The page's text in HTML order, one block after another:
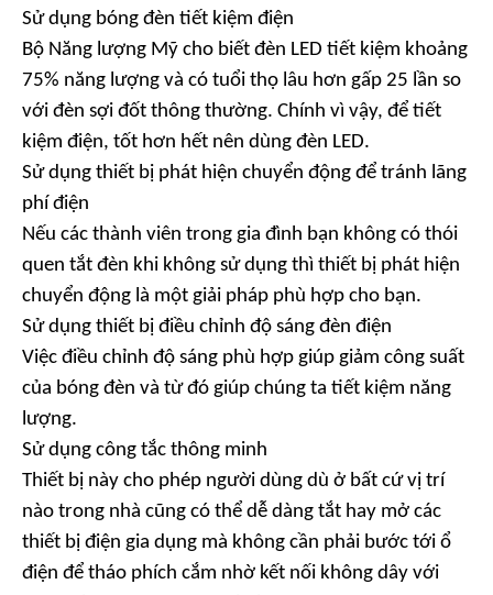
Sử dụng bóng đèn tiết kiệm điện
Bộ Năng lượng Mỹ cho biết đèn LED tiết kiệm khoảng
75% năng lượng và có tuổi thọ lâu hơn gấp 25 lần so
với đèn sợi đốt thông thường. Chính vì vậy, để tiết
kiệm điện, tốt hơn hết nên dùng đèn LED.
Sử dụng thiết bị phát hiện chuyển động để tránh lãng
phí điện
Nếu các thành viên trong gia đình bạn không có thói
quen tắt đèn khi không sử dụng thì thiết bị phát hiện
chuyển động là một giải pháp phù hợp cho bạn.
Sử dụng thiết bị điều chỉnh độ sáng đèn điện
Việc điều chỉnh độ sáng phù hợp giúp giảm công suất
của bóng đèn và từ đó giúp chúng ta tiết kiệm năng
lượng.
Sử dụng công tắc thông minh
Thiết bị này cho phép người dùng dù ở bất cứ vị trí
nào trong nhà cũng có thể dễ dàng tắt hay mở các
thiết bị điện gia dụng mà không cần phải bước tới ổ
điện để tháo phích cắm nhờ kết nối không dây với